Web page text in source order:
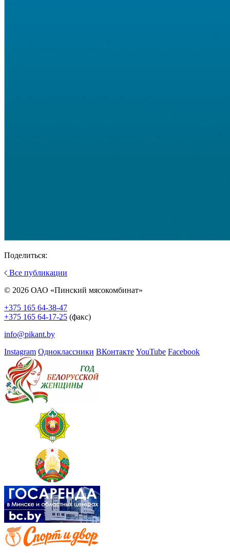
Поделиться:
Все публикации
© 2026 ОАО «Пинский мясокомбинат»
+375 165 64-38-47
+375 165 64-17-25 (факс)
info@pikant.by
Instagram Одноклассники ВКонтакте YouTube Facebook